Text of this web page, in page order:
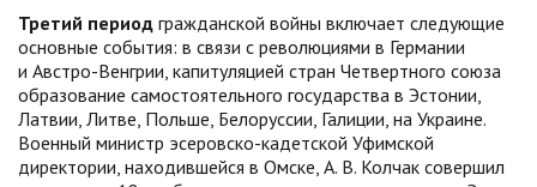
Третий период гражданской войны включает следующие
основные события: в связи с революциями в Германии
и Австро-Венгрии, капитуляцией стран Четвертного союза
образование самостоятельного государства в Эстонии,
Латвии, Литве, Польше, Белоруссии, Галиции, на Украине.
Военный министр эсеровско-кадетской Уфимской
директории, находившейся в Омске, А. В. Колчак совершил